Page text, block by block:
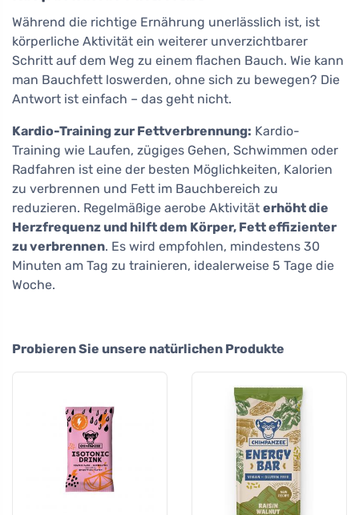
Während die richtige Ernährung unerlässlich ist, ist
körperliche Aktivität ein weiterer unverzichtbarer
Schritt auf dem Weg zu einem flachen Bauch. Wie kann
man Bauchfett loswerden, ohne sich zu bewegen? Die
Antwort ist einfach – das geht nicht.
Kardio-Training zur Fettverbrennung: Kardio-
Training wie Laufen, zügiges Gehen, Schwimmen oder
Radfahren ist eine der besten Möglichkeiten, Kalorien
zu verbrennen und Fett im Bauchbereich zu
reduzieren. Regelmäßige aerobe Aktivität erhöht die
Herzfrequenz und hilft dem Körper, Fett effizienter
zu verbrennen. Es wird empfohlen, mindestens 30
Minuten am Tag zu trainieren, idealerweise 5 Tage die
Woche.
Probieren Sie unsere natürlichen Produkte